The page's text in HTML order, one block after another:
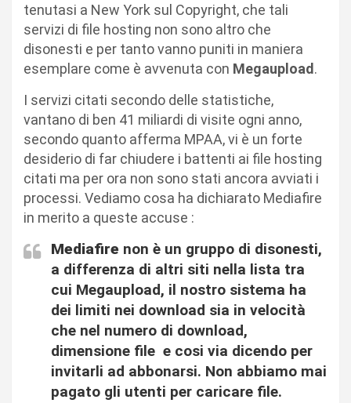
tenutasi a New York sul Copyright, che tali
servizi di file hosting non sono altro che
disonesti e per tanto vanno puniti in maniera
esemplare come è avvenuta con Megaupload.
I servizi citati secondo delle statistiche,
vantano di ben 41 miliardi di visite ogni anno,
secondo quanto afferma MPAA, vi è un forte
desiderio di far chiudere i battenti ai file hosting
citati ma per ora non sono stati ancora avviati i
processi. Vediamo cosa ha dichiarato Mediafire
in merito a queste accuse :
Mediafire non è un gruppo di disonesti,
a differenza di altri siti nella lista tra
cui Megaupload, il nostro sistema ha
dei limiti nei download sia in velocità
che nel numero di download,
dimensione file e cosi via dicendo per
invitarli ad abbonarsi. Non abbiamo mai
pagato gli utenti per caricare file.